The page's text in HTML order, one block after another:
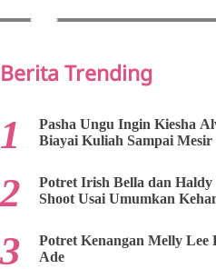
Berita Trending
Pasha Ungu Ingin Kiesha
Biayai Kuliah Sampai Mesir
Potret Irish Bella dan
Shoot Usai Umumkan
Potret Kenangan Melly
Ade